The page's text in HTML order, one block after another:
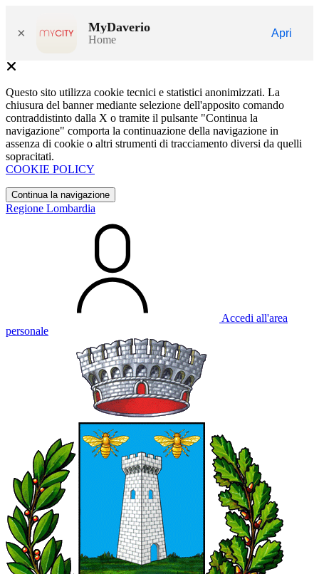
× MyDaverio
Home
Apri
Questo sito utilizza cookie tecnici e statistici anonimizzati. La
chiusura del banner mediante selezione dell'apposito comando
contraddistinto dalla X o tramite il pulsante "Continua la
navigazione" comporta la continuazione della navigazione in
assenza di cookie o altri strumenti di tracciamento diversi da quelli
sopracitati.
COOKIE POLICY
Continua la navigazione
Regione Lombardia
Accedi all'area
personale